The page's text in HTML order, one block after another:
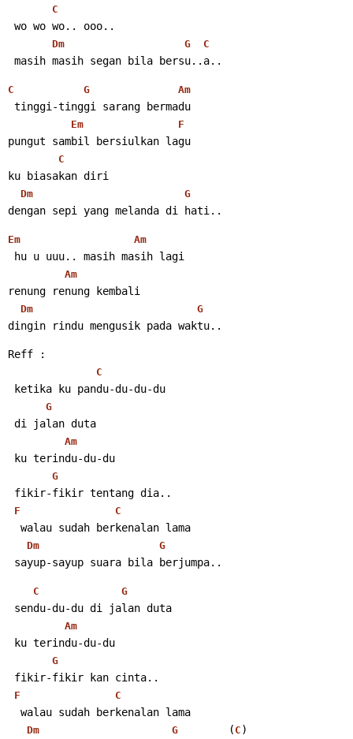
C
wo wo wo.. ooo..
Dm G C
masih masih segan bila bersu..a..
C G Am
tinggi-tinggi sarang bermadu
Em F
pungut sambil bersiulkan lagu
C
ku biasakan diri
Dm G
dengan sepi yang melanda di hati..
Em Am
hu u uuu.. masih masih lagi
Am
renung renung kembali
Dm G
dingin rindu mengusik pada waktu..
Reff :
C
ketika ku pandu-du-du-du
G
di jalan duta
Am
ku terindu-du-du
G
fikir-fikir tentang dia..
F C
  walau sudah berkenalan lama
Dm G
sayup-sayup suara bila berjumpa..
C G
sendu-du-du di jalan duta
Am
ku terindu-du-du
G
fikir-fikir kan cinta..
F C
  walau sudah berkenalan lama
Dm G
        (
C )